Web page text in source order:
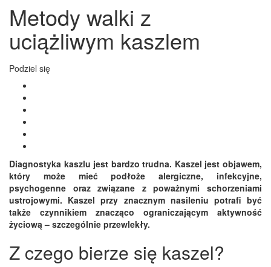
Metody walki z
uciążliwym kaszlem
Podziel się
Diagnostyka kaszlu jest bardzo trudna. Kaszel jest objawem,
który może mieć podłoże alergiczne, infekcyjne,
psychogenne oraz związane z poważnymi schorzeniami
ustrojowymi. Kaszel przy znacznym nasileniu potrafi być
także czynnikiem znacząco ograniczającym aktywność
życiową – szczególnie przewlekły.
Z czego bierze się kaszel?